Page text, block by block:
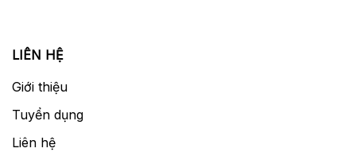
LIÊN HỆ
Giới thiệu
Tuyển dụng
Liên hệ